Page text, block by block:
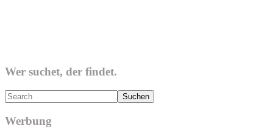
Wer suchet, der findet.
Search
Werbung